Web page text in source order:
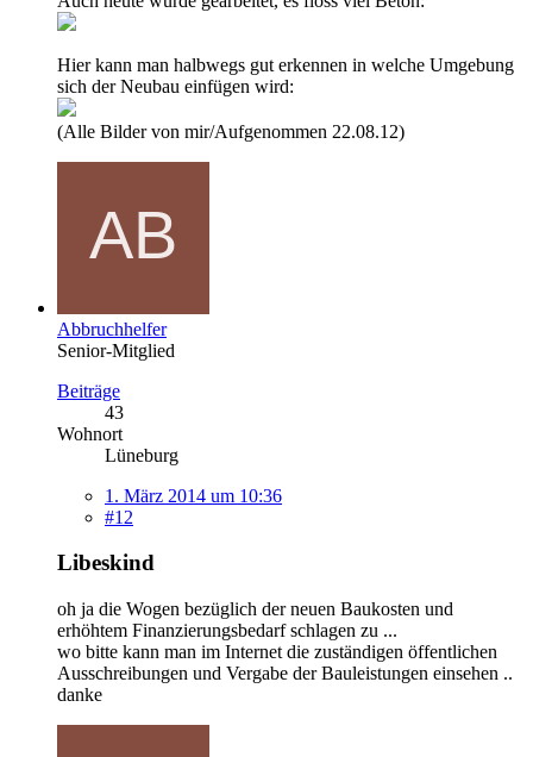
Hier kann man halbwegs gut erkennen in welche Umgebung
sich der Neubau einfügen wird:
(Alle Bilder von mir/Aufgenommen 22.08.12)
Abbruchhelfer
Senior-Mitglied
Beiträge
43
Wohnort
Lüneburg
1. März 2014 um 10:36
#12
Libeskind
oh ja die Wogen bezüglich der neuen Baukosten und
erhöhtem Finanzierungsbedarf schlagen zu ...
wo bitte kann man im Internet die zuständigen öffentlichen
Ausschreibungen und Vergabe der Bauleistungen einsehen ..
danke